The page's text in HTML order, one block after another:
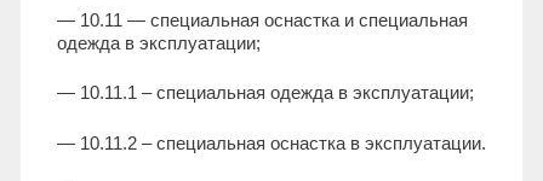
— 10.11 — специальная оснастка и специальная
одежда в эксплуатации;
— 10.11.1 – специальная одежда в эксплуатации;
— 10.11.2 – специальная оснастка в эксплуатации.